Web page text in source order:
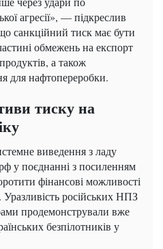
агресії», — підкреслив
санкційний тиск має бути
обмежень на експорт
а також
для нафтопереробки.
тиску на
виведення з ладу
у поєднанні з посиленням
фінансові можливості
російських НПЗ
продемонстрували вже
безпілотників у